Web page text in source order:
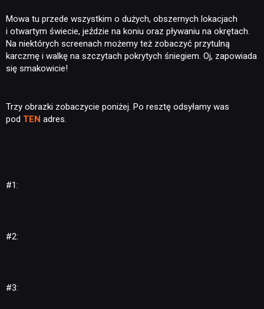
Mowa tu przede wszystkim o dużych, obszernych lokacjach
i otwartym świecie, jeździe na koniu oraz pływaniu na okrętach.
Na niektórych screenach możemy też zobaczyć przytulną
karczmę i walkę na szczytach pokrytych śniegiem. Oj, zapowiada
się smakowicie!
Trzy obrazki zobaczycie poniżej. Po resztę odsyłamy was
pod TEN adres.
#1:
#2:
#3: